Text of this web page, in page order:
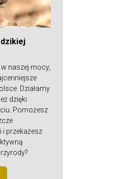
naszej mocy,
Działamy
dzięki
Pomożesz
i przekażesz